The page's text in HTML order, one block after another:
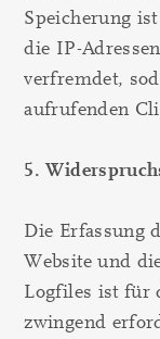
Speicherung
die IP-
verfremdet,
aufrufenden
5.
Die Erfassung
Website und
Logfiles ist für
zwingend